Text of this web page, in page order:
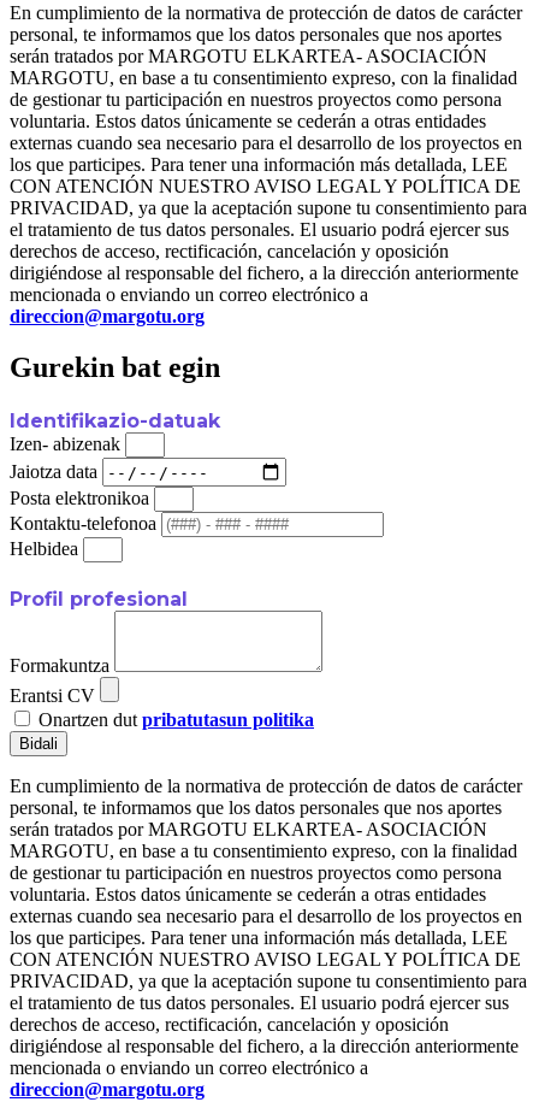
En cumplimiento de la normativa de protección de datos de carácter
personal, te informamos que los datos personales que nos aportes
serán tratados por MARGOTU ELKARTEA- ASOCIACIÓN
MARGOTU, en base a tu consentimiento expreso, con la finalidad
de gestionar tu participación en nuestros proyectos como persona
voluntaria. Estos datos únicamente se cederán a otras entidades
externas cuando sea necesario para el desarrollo de los proyectos en
los que participes. Para tener una información más detallada, LEE
CON ATENCIÓN NUESTRO AVISO LEGAL Y POLÍTICA DE
PRIVACIDAD, ya que la aceptación supone tu consentimiento para
el tratamiento de tus datos personales. El usuario podrá ejercer sus
derechos de acceso, rectificación, cancelación y oposición
dirigiéndose al responsable del fichero, a la dirección anteriormente
mencionada o enviando un correo electrónico a
direccion@margotu.org
Gurekin bat egin
Identifikazio-datuak
Izen- abizenak
Jaiotza data
Posta elektronikoa
Kontaktu-telefonoa
Helbidea
Profil profesional
Formakuntza
Erantsi CV
Onartzen dut pribatutasun politika
Bidali
En cumplimiento de la normativa de protección de datos de carácter
personal, te informamos que los datos personales que nos aportes
serán tratados por MARGOTU ELKARTEA- ASOCIACIÓN
MARGOTU, en base a tu consentimiento expreso, con la finalidad
de gestionar tu participación en nuestros proyectos como persona
voluntaria. Estos datos únicamente se cederán a otras entidades
externas cuando sea necesario para el desarrollo de los proyectos en
los que participes. Para tener una información más detallada, LEE
CON ATENCIÓN NUESTRO AVISO LEGAL Y POLÍTICA DE
PRIVACIDAD, ya que la aceptación supone tu consentimiento para
el tratamiento de tus datos personales. El usuario podrá ejercer sus
derechos de acceso, rectificación, cancelación y oposición
dirigiéndose al responsable del fichero, a la dirección anteriormente
mencionada o enviando un correo electrónico a
direccion@margotu.org